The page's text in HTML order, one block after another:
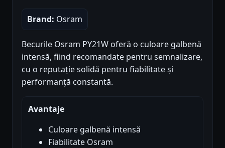
Brand: Osram
Becurile Osram PY21W oferă o culoare galbenă
intensă, fiind recomandate pentru semnalizare,
cu o reputație solidă pentru fiabilitate și
performanță constantă.
Avantaje
Culoare galbenă intensă
Fiabilitate Osram